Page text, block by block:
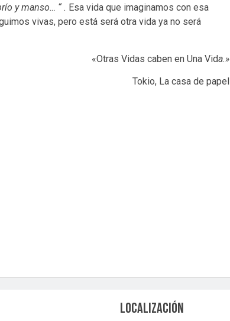
y manso… “ . Esa vida que imaginamos con esa
vivas, pero está será otra vida ya no será
«Otras Vidas caben en Una Vida.»
Tokio, La casa de papel
LOCALIZACIÓN